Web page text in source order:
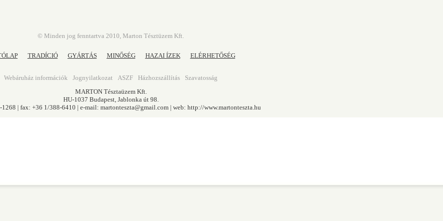
© Minden jog fenntartva 2010, Marton Tésztüzem Kft.
TRADÍCIÓ GYÁRTÁS MINŐSÉG HAZAI ÍZEK ELÉRHETŐSÉG
Webáruház információk Jognyilatkozat ASZF Házhozszállítás
Szavatosság
MARTON Tésztaüzem Kft.
HU-1037 Budapest, Jablonka út 98.
| fax: +36 1/388-6410 | e-mail: martonteszta@gmail.com | web: http://www.martonteszta.hu